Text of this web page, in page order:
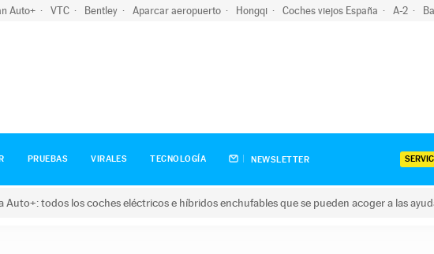
Auto+ VTC Bentley Aparcar aeropuerto Hongqi Coches viejos España A-2
PRUEBAS VIRALES TECNOLOGÍA NEWSLETTER
Auto+: todos los coches eléctricos e híbridos enchufables que se pueden acoger a las